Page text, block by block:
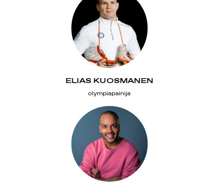
ELIAS KUOSMANEN
olympiapainija